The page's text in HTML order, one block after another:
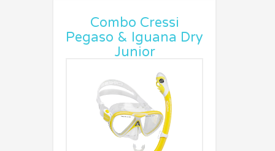
Combo Cressi
Pegaso & Iguana Dry
Junior